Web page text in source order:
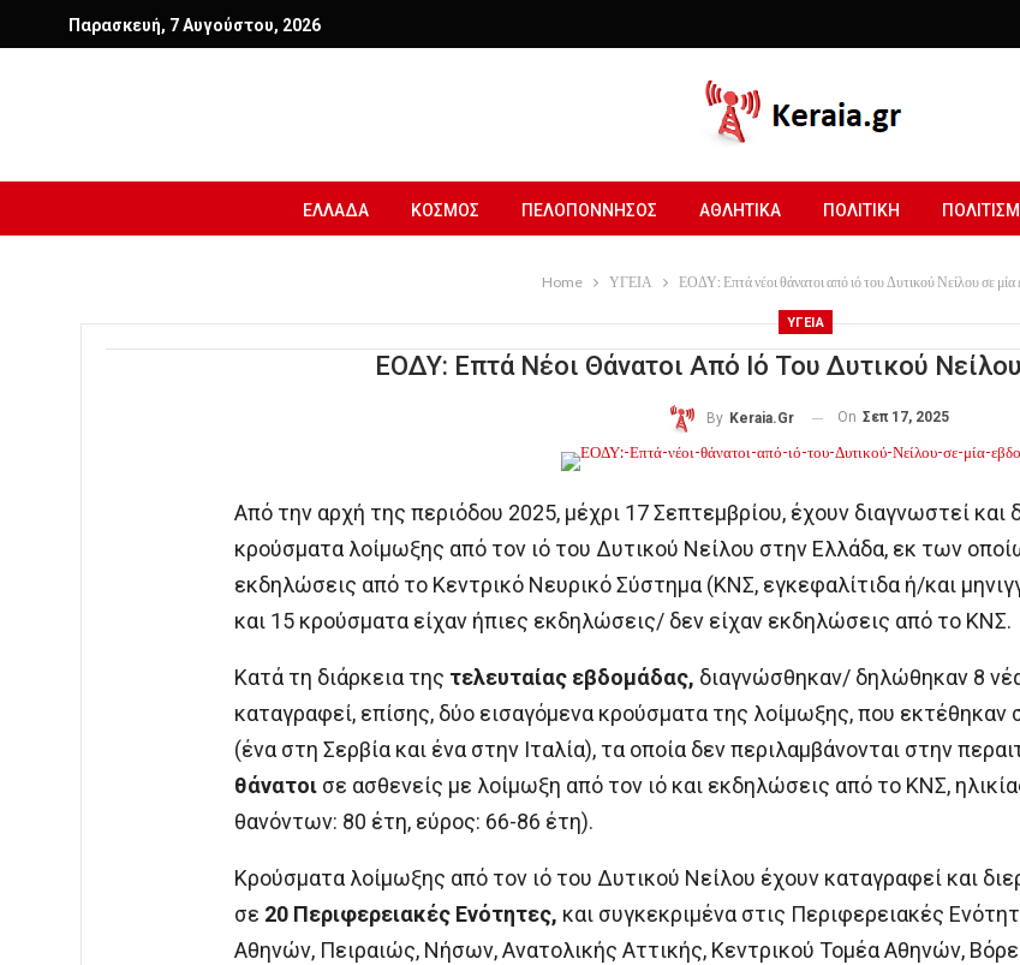
Παρασκευή, 7 Αυγούστου, 2026
ΕΛΛΑΔΑ ΚΟΣΜΟΣ ΠΕΛΟΠΟΝΝΗΣΟΣ ΑΘΛΗΤΙΚΑ ΠΟΛΙΤΙΚΗ
Home ΥΓΕΙΑ ΕΟΔΥ: Επτά νέοι θάνατοι από ιό του Δυτικού Νείλου σε
ΥΓΕΙΑ
ΕΟΔΥ: Επτά Νέοι Θάνατοι Από Ιό Του Δυτικού
By Keraia.gr On Σεπ 17, 2025
Από την αρχή της περιόδου 2025, μέχρι 17 Σεπτεμβρίου, έχουν διαγνωστεί και
κρούσματα λοίμωξης από τον ιό του Δυτικού Νείλου στην Ελλάδα, εκ των
εκδηλώσεις από το Κεντρικό Νευρικό Σύστημα (ΚΝΣ, εγκεφαλίτιδα ή/και
και 15 κρούσματα είχαν ήπιες εκδηλώσεις/ δεν είχαν εκδηλώσεις από το ΚΝΣ.
Κατά τη διάρκεια της τελευταίας εβδομάδας, διαγνώσθηκαν/ δηλώθηκαν 8
καταγραφεί, επίσης, δύο εισαγόμενα κρούσματα της λοίμωξης, που
(ένα στη Σερβία και ένα στην Ιταλία), τα οποία δεν περιλαμβάνονται στην
θάνατοισε ασθενείς με λοίμωξη από τον ιό και εκδηλώσεις από το ΚΝΣ,
θανόντων: 80 έτη, εύρος: 66-86 έτη).
Κρούσματα λοίμωξης από τον ιό του Δυτικού Νείλου έχουν καταγραφεί και
σε 20 Περιφερειακές Ενότητες, και συγκεκριμένα στις Περιφερειακές
Αθηνών, Πειραιώς, Νήσων, Ανατολικής Αττικής, Κεντρικού Τομέα Αθηνών,